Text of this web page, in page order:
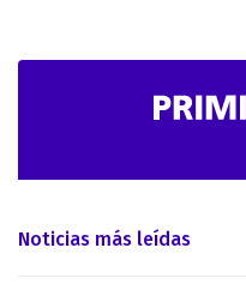
Noticias más leídas